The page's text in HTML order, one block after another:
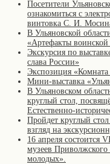
Посетители
ознакомиться с
винтовка С. И.
В Ульяновской
«Артефакты воинской
Экскурсия по
слава России»
Экспозиция
Мини-выставка
В Ульяновском
круглый стол,
Естественно-
Пройдет круглый
взгляд на
16 апреля состоится
музеев Приволжского
молодых».